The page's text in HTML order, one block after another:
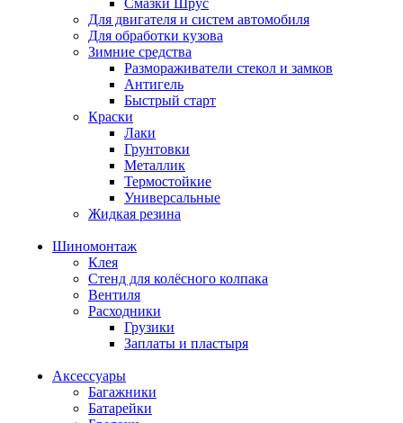
Смазки Шрус
Для двигателя и систем автомобиля
Для обработки кузова
Зимние средства
Размораживатели стекол и замков
Антигель
Быстрый старт
Краски
Лаки
Грунтовки
Металлик
Термостойкие
Универсальные
Жидкая резина
Шиномонтаж
Клея
Стенд для колёсного колпака
Вентиля
Расходники
Грузики
Заплаты и пластыря
Аксессуары
Багажники
Батарейки